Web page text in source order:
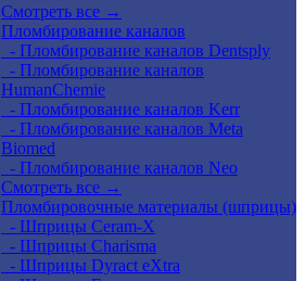
Смотреть все →
Пломбирование каналов
- Пломбирование каналов Dentsply
- Пломбирование каналов
HumanChemie
- Пломбирование каналов Kerr
- Пломбирование каналов Meta
Biomed
- Пломбирование каналов Neo
Смотреть все →
Пломбировочные материалы (шприцы)
- Шприцы Ceram-X
- Шприцы Charisma
- Шприцы Dyract eXtra